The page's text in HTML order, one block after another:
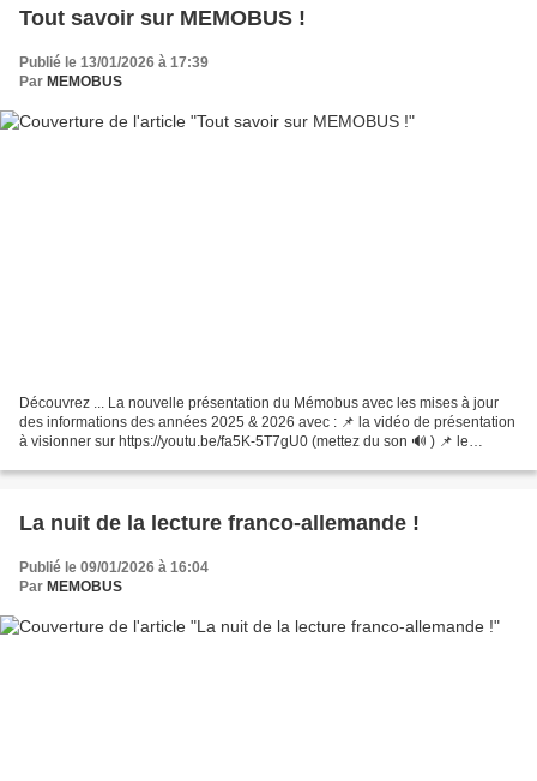
Tout savoir sur MEMOBUS !
Publié le 13/01/2026 à 17:39
Par MEMOBUS
Découvrez ... La nouvelle présentation du Mémobus avec les mises à jour
des informations des années 2025 & 2026 avec : 📌 la vidéo de présentation
à visionner sur https://youtu.be/fa5K-5T7gU0 (mettez du son 🔊 ) 📌 le
La nuit de la lecture franco-allemande !
Publié le 09/01/2026 à 16:04
Par MEMOBUS